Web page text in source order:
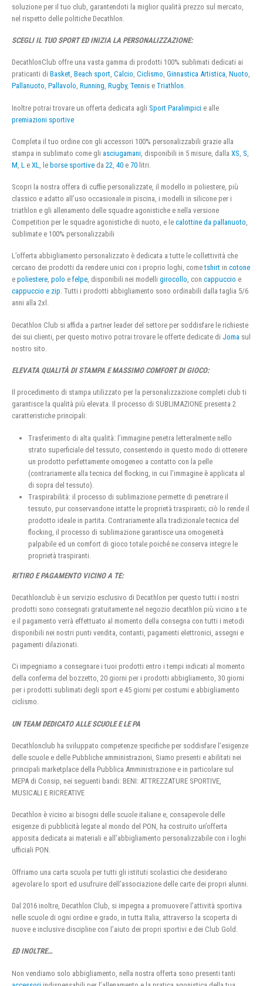
soluzione per il tuo club, garantendoti la miglior qualità prezzo sul mercato,
nel rispetto delle politiche Decathlon.
SCEGLI IL TUO SPORT ED INIZIA LA PERSONALIZZAZIONE:
DecathlonClub offre una vasta gamma di prodotti 100% sublimati dedicati ai
praticanti di Basket, Beach sport, Calcio, Ciclismo, Ginnastica Artistica, Nuoto,
Pallanuoto, Pallavolo, Running, Rugby, Tennis e Triathlon.
Inoltre potrai trovare un offerta dedicata agli Sport Paralimpici e alle
premiazioni sportive
Completa il tuo ordine con gli accessori 100% personalizzabili grazie alla
stampa in sublimato come gli asciugamani , disponibili in 5 misure, dalla XS S
M L e XL , le borse sportive da 22 40 e 70 litri.
Scopri la nostra offera di cuffie personalizzate, il modello in poliestere, più
classico e adatto all’uso occasionale in piscina, i modelli in silicone per i
triathlon e gli allenamento delle squadre agonistiche e nella versione
Competition per le squadre agonistiche di nuoto, e le calottine da pallanuoto,
sublimate e 100% personalizzabili
L’offerta abbigliamento personalizzato è dedicata a tutte le collettività che
cercano dei prodotti da rendere unici con i proprio loghi, cometshirt in cotone
e poliestere, polo e felpe, disponibili nei modelli girocollo, con cappuccio e
cappuccio e zip. Tutti i prodotti abbigliamento sono ordinabili dalla taglia 5/6
anni alla 2xl.
Decathlon Club si affida a partner leader del settore per soddisfare le richieste
dei sui clienti, per questo motivo potrai trovare le offerte dedicate di Joma sul
nostro sito.
ELEVATA QUALITÀ DI STAMPA E MASSIMO COMFORT DI GIOCO:
Il procedimento di stampa utilizzato per la personalizzazione completi club ti
garantisce la qualità più elevata. Il processo di SUBLIMAZIONE presenta 2
caratteristiche principali:
Trasferimento di alta qualità: l’immagine penetra letteralmente nello
strato superficiale del tessuto, consentendo in questo modo di ottenere
un prodotto perfettamente omogeneo a contatto con la pelle
(contrariamente alla tecnica del flocking, in cui l’immagine è applicata al
di sopra del tessuto).
Traspirabilità: il processo di sublimazione permette di penetrare il
tessuto, pur conservandone intatte le proprietà traspiranti; ciò lo rende il
prodotto ideale in partita. Contrariamente alla tradizionale tecnica del
flocking, il processo di sublimazione garantisce una omogeneità
palpabile ed un comfort di gioco totale poiché ne conserva integre le
proprietà traspiranti.
RITIRO E PAGAMENTO VICINO A TE:
Decathlonclub è un servizio esclusivo di Decathlon per questo tutti i nostri
prodotti sono consegnati gratuitamente nel negozio decathlon più vicino a te
e il pagamento verrà effettuato al momento della consegna con tutti i metodi
disponibili nei nostri punti vendita, contanti, pagamenti elettronici, assegni e
pagamenti dilazionati.
Ci impegniamo a consegnare i tuoi prodotti entro i tempi indicati al momento
della conferma del bozzetto, 20 giorni per i prodotti abbigliamento, 30 giorni
per i prodotti sublimati degli sport e 45 giorni per costumi e abbigliamento
ciclismo.
UN TEAM DEDICATO ALLE SCUOLE E LE PA
Decathlonclub ha sviluppato competenze specifiche per soddisfare l’esigenze
delle scuole e delle Pubbliche amministrazioni, Siamo presenti e abilitati nei
principali marketplace della Pubblica Amministrazione e in particolare sul
MEPA di Consip, nei seguenti bandi: BENI: ATTREZZATURE SPORTIVE,
MUSICALI E RICREATIVE
Decathlon è vicino ai bisogni delle scuole italiane e, consapevole delle
esigenze di pubblicità legate al mondo del PON, ha costruito un’offerta
apposita dedicata ai materiali e all’abbigliamento personalizzabile con i loghi
ufficiali PON.
Offriamo una carta scuola per tutti gli istituti scolastici che desiderano
agevolare lo sport ed usufruire dell’associazione delle carte dei propri alunni.
Dal 2016 inoltre, Decathlon Club, si impegna a promuovere l’attività sportiva
nelle scuole di ogni ordine e grado, in tutta Italia, attraverso la scoperta di
nuove e inclusive discipline con l’aiuto dei propri sportivi e dei Club Gold.
ED INOLTRE…
Non vendiamo solo abbigliamento, nella nostra offerta sono presenti tanti